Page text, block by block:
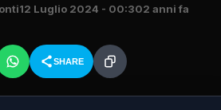
12 Luglio 2024 - 00:302 anni fa
SHARE